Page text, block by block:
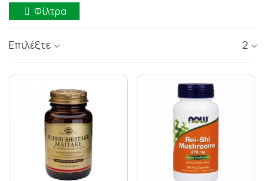
Φίλτρα
Επιλέξτε 2